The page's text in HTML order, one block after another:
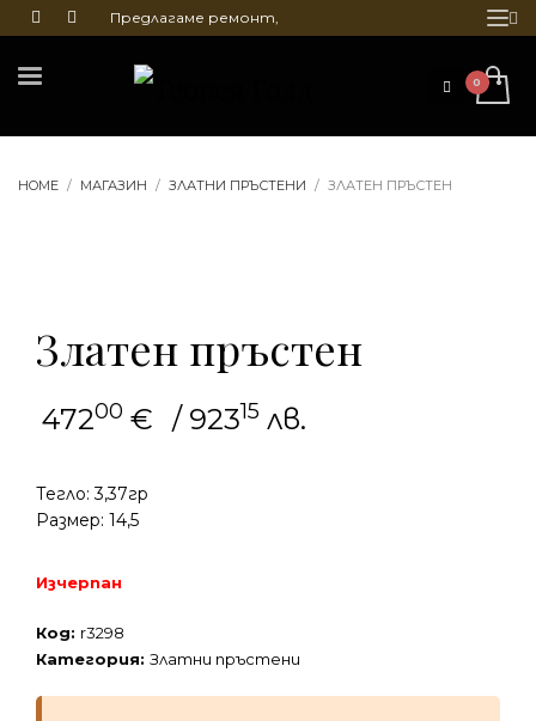
Предлагаме ремонт,
на бижута
HOME МАГАЗИН ЗЛАТНИ ПРЪСТЕНИ ЗЛАТЕН ПРЪСТЕН
Златен пръстен
47200 € / 92315 лв.
Тегло: 3,37гр
Размер: 14,5
Изчерпан
Код: r3298
Категория: Златни пръстени